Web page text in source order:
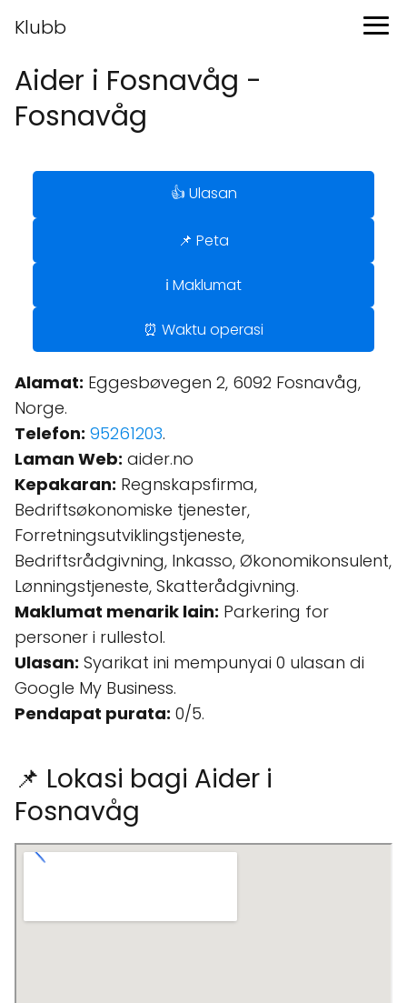
Klubb
Aider i Fosnavåg -
Fosnavåg
👍 Ulasan
📌 Peta
ℹ️ Maklumat
⏰ Waktu operasi
Alamat: Eggesbøvegen 2, 6092 Fosnavåg,
Norge.
Telefon: 95261203.
Laman Web: aider.no
Kepakaran: Regnskapsfirma,
Bedriftsøkonomiske tjenester,
Forretningsutviklingstjeneste,
Bedriftsrådgivning, Inkasso, Økonomikonsulent,
Lønningstjeneste, Skatterådgivning.
Maklumat menarik lain: Parkering for
personer i rullestol.
Ulasan: Syarikat ini mempunyai 0 ulasan di
Google My Business.
Pendapat purata: 0/5.
📌 Lokasi bagi Aider i
Fosnavåg